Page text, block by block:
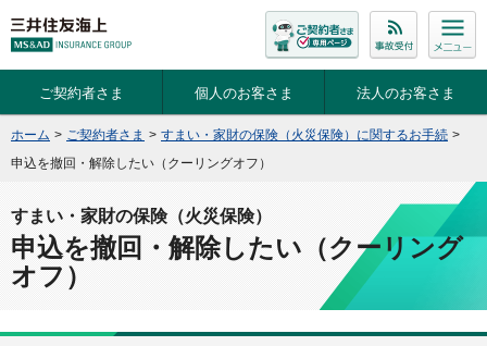
ご契約者さま 個人のお客さま 法人のお客さま
ホーム > ご契約者さま > すまい・家財の保険（火災保険）に関するお手続 >
申込を撤回・解除したい（クーリングオフ）
すまい・家財の保険（火災保険）
申込を撤回・解除したい（クーリング
オフ）